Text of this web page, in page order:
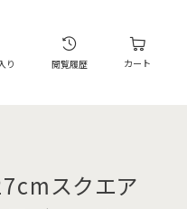
り 閲覧履歴 カート
スクエア